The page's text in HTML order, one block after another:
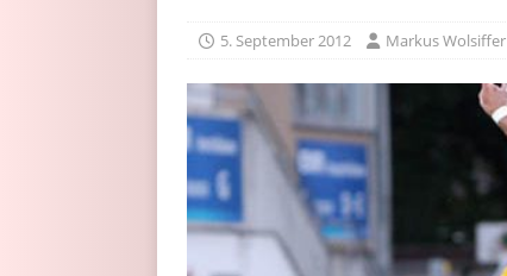
5. September 2012 Markus Wolsiffer